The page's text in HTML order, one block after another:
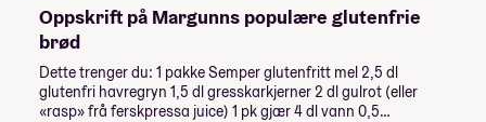
Oppskrift på Margunns populære glutenfrie
brød
Dette trenger du: 1 pakke Semper glutenfritt mel 2,5 dl
glutenfri havregryn 1,5 dl gresskarkjerner 2 dl gulrot (eller
«rasp» frå ferskpressa juice) 1 pk gjær 4 dl vann 0,5…